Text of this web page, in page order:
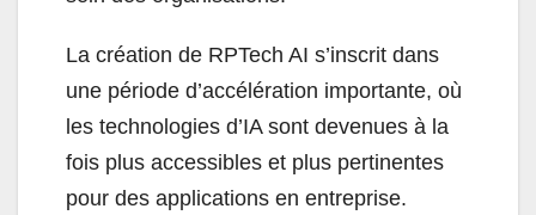
La création de RPTech AI s’inscrit dans
une période d’accélération importante, où
les technologies d’IA sont devenues à la
fois plus accessibles et plus pertinentes
pour des applications en entreprise.